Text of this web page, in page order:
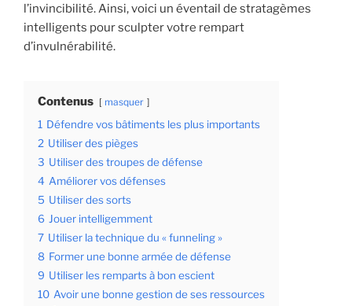
l’invincibilité. Ainsi, voici un éventail de stratagèmes
intelligents pour sculpter votre rempart
d’invulnérabilité.
Contenus masquer
1 Défendre vos bâtiments les plus importants
2 Utiliser des pièges
3 Utiliser des troupes de défense
4 Améliorer vos défenses
5 Utiliser des sorts
6 Jouer intelligemment
7 Utiliser la technique du « funneling »
8 Former une bonne armée de défense
9 Utiliser les remparts à bon escient
10 Avoir une bonne gestion de ses ressources